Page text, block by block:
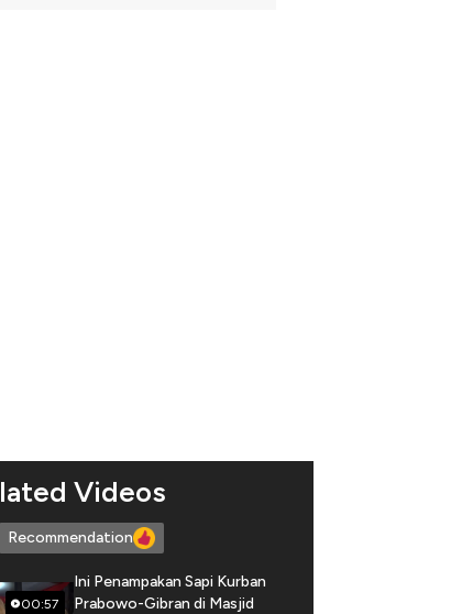
Videos
Recommendation
00:57
Ini Penampakan Sapi Kurban
Prabowo-Gibran di Masjid